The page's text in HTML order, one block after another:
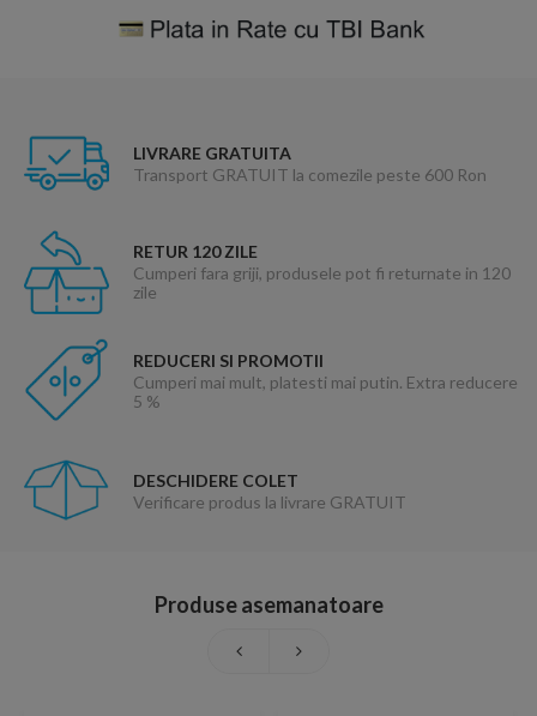
LIVRARE GRATUITA
Transport GRATUIT la comezile peste 600 Ron
RETUR 120 ZILE
Cumperi fara griji, produsele pot fi returnate in 120
zile
REDUCERI SI PROMOTII
Cumperi mai mult, platesti mai putin. Extra reducere
5 %
DESCHIDERE COLET
Verificare produs la livrare GRATUIT
Produse asemanatoare